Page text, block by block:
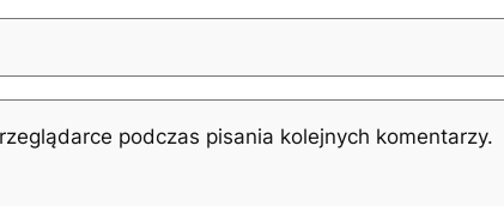
podczas pisania kolejnych komentarzy.